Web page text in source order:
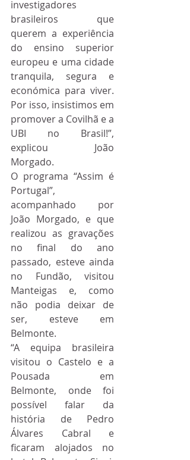
investigadores
brasileiros que
querem a experiência
do ensino superior
europeu e uma cidade
tranquila, segura e
económica para viver.
Por isso, insistimos em
promover a Covilhã e a
UBI no Brasil!”,
explicou João
Morgado.
O programa “Assim é
Portugal”,
acompanhado por
João Morgado, e que
realizou as gravações
no final do ano
passado, esteve ainda
no Fundão, visitou
Manteigas e, como
não podia deixar de
ser, esteve em
Belmonte.
“A equipa brasileira
visitou o Castelo e a
Pousada em
Belmonte, onde foi
possível falar da
história de Pedro
Álvares Cabral e
ficaram alojados no